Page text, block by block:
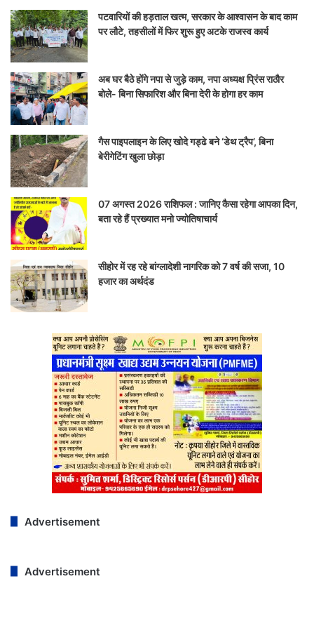
पटवारियों की हड़ताल खत्म, सरकार के आश्वासन के बाद काम
पर लौटे, तहसीलों में फिर शुरू हुए अटके राजस्व कार्य
अब घर बैठे होंगे नपा से जुड़े काम, नपा अध्यक्ष प्रिंस राठौर
बोले- बिना सिफारिश और बिना देरी के होगा हर काम
गैस पाइपलाइन के लिए खोदे गड्ढे बने ‘डेथ ट्रैप’, बिना
बेरीगेटिंग खुला छोड़ा
07 अगस्त 2026 राशिफल : जानिए कैसा रहेगा आपका दिन,
बता रहे हैं प्रख्यात मनो ज्योतिषाचार्य
सीहोर में रह रहे बांग्लादेशी नागरिक को 7 वर्ष की सजा, 10
हजार का अर्थदंड
Advertisement
Advertisement